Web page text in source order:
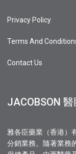
Privacy Policy
Terms And
Contact Us
JACOBSON
雅各臣藥業（香港）
分銷業務。隨著業務